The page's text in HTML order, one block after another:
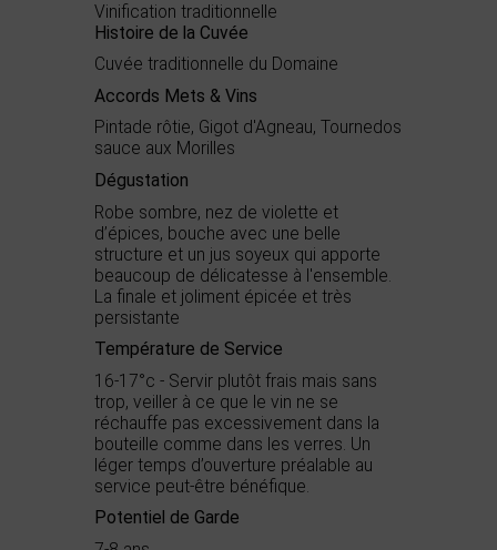
Vinification traditionnelle
Histoire de la Cuvée
Cuvée traditionnelle du Domaine
Accords Mets & Vins
Pintade rôtie, Gigot d'Agneau, Tournedos
sauce aux Morilles
Dégustation
Robe sombre, nez de violette et
d’épices, bouche avec une belle
structure et un jus soyeux qui apporte
beaucoup de délicatesse à l'ensemble.
La finale et joliment épicée et très
persistante
Température de Service
16-17°c - Servir plutôt frais mais sans
trop, veiller à ce que le vin ne se
réchauffe pas excessivement dans la
bouteille comme dans les verres. Un
léger temps d’ouverture préalable au
service peut-être bénéfique.
Potentiel de Garde